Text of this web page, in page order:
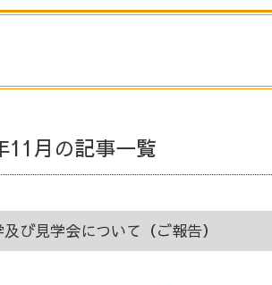
11月の記事一覧
び見学会について（ご報告）